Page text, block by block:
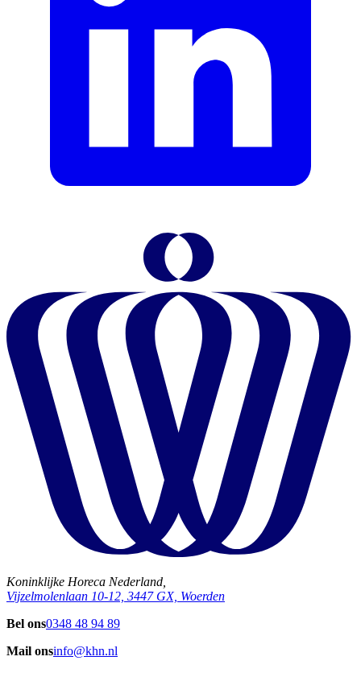
Koninklijke Horeca Nederland,
Vijzelmolenlaan 10-12, 3447 GX, Woerden
Bel ons0348 48 94 89
Mail onsinfo@khn.nl